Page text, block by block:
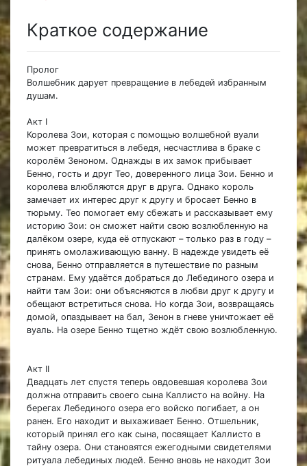
Краткое содержание
Пролог
Волшебник дарует превращение в лебедей избранным
душам.
Акт I
Королева Зои, которая с помощью волшебной вуали
может превратиться в лебедя, несчастлива в браке с
королём Зеноном. Однажды в их замок прибывает
Бенно, гость и друг Тео, доверенного лица Зои. Бенно и
королева влюбляются друг в друга. Однако король
замечает их интерес друг к другу и бросает Бенно в
тюрьму. Тео помогает ему сбежать и рассказывает ему
историю Зои: он сможет найти свою возлюбленную на
далёком озере, куда её отпускают – только раз в году –
принять омолаживающую ванну. В надежде увидеть её
снова, Бенно отправляется в путешествие по разным
странам. Ему удаётся добраться до Лебединого озера и
найти там Зои: они объясняются в любви друг к другу и
обещают встретиться снова. Но когда Зои, возвращаясь
домой, опаздывает на бал, Зенон в гневе уничтожает её
вуаль. На озере Бенно тщетно ждёт свою возлюбленную.
Акт II
Двадцать лет спустя теперь овдовевшая королева Зои
должна отправить своего сына Каллисто на войну. На
берегах Лебединого озера его войско погибает, а он
ранен. Его находит и выхаживает Бенно. Отшельник,
который принял его как сына, посвящает Каллисто в
тайну озера. Они становятся ежегодными свидетелями
ритуала лебединых людей. Бенно вновь не находит Зои